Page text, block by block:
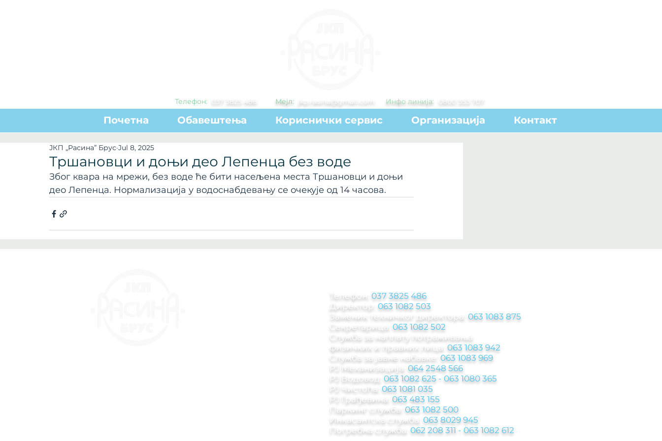
Телефон: 37 3825 486 Мејл: jkp.rasina@gmail.com Инфо линија: 0800 353 707
Почетна Обавештења Кориснички сервис Организација Контакт
Тршановци и доњи део Лепенца без воде
ЈКП „Расина” Брус Jul 8, 2025
Због квара на мрежи, без воде ће бити насељена места Тршановци и доњи
део Лепенца. Нормализација у водоснабдевању се очекује од 14 часова.
Телефон: 037 3825 486
Директор:
063 1082 503
Заменик техничког директора: 063 1083 875
Секретарица: 063 1082 502
Служба за наплату потраживања
физичких и правних лица: 063 1083 942
Служба за јавне набавке: 063 1083 969
РЈ Механизација: 064 2548 566
РЈ Водовод: 063 1082 625 - 063 1080 365
РЈ Чистоћа: 063 1081 035
РЈ Грађевина: 063 483 155
Паркинг служба 063 1082 500
Инкасантска служба: 063 8029 945
Погребна служба: 062 208 311 - 063 1082 612